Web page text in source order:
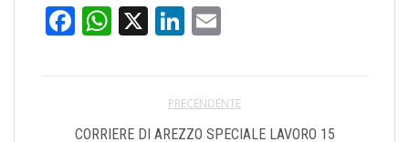
Facebook
WhatsApp
X LinkedIn
PRECENDENTE
CORRIERE DI AREZZO SPECIALE LAVORO 15